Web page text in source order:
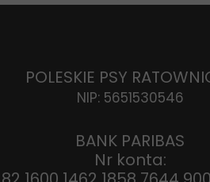
POLESKIE PSY
NIP: 5651530546
BANK PARIBAS
Nr konta: